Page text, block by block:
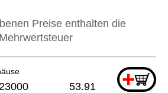
Preise enthalten die
Mehrwertsteuer
+
53.91